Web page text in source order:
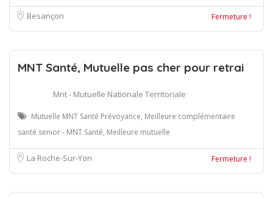
Besançon Fermeture !
MNT Santé, Mutuelle pas cher pour retrai
Mnt - Mutuelle Nationale Territoriale
Mutuelle MNT Santé Prévoyance, Meilleure complémentaire
santé senior - MNT Santé, Meilleure mutuelle
La Roche-Sur-Yon Fermeture !